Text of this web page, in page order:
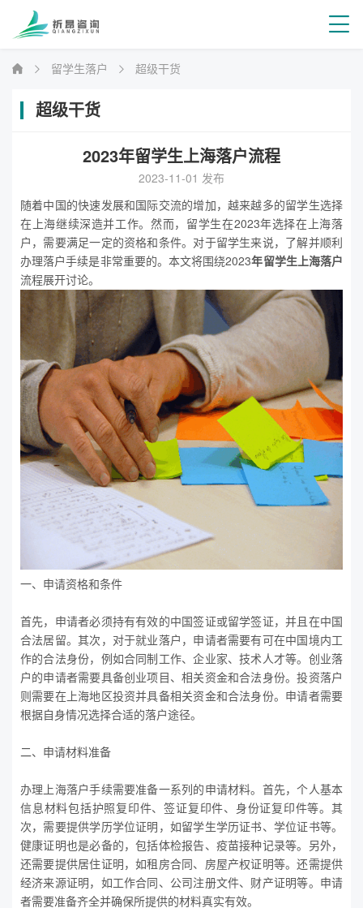
留学生落户 超级干货
超级干货
2023年留学生上海落户流程
2023-11-01 发布
随着中国的快速发展和国际交流的增加，越来越多的留学生选择
在上海继续深造并工作。然而，留学生在2023年选择在 上海落
户，需要满足一定的资格和条件。对于留学生来说，了解并顺利
办理落户手续是非常重要的。本文将围绕2023年留学生上海落户
流程展开讨论。
一、申请资格和条件
首先，申请者必须持有有效的中国签证或留学签证，并且在中国
合法居留。其次，对于就业落户，申请者需要有可在中国境内工
作的合法身份，例如合同制工作、企业家、技术人才等。创业落
户的申请者需要具备创业项目、相关资金和合法身份。投资落户
则需要在上海地区投资并具备相关资金和合法身份。申请者需要
根据自身情况选择合适的落户途径。
二、申请材料准备
办理上海落户手续需要准备一系列的申请材料。首先，个人基本
信息材料包括护照复印件、签证复印件、身份证复印件等。其
次，需要提供学历学位证明，如留学生学历证书、学位证书等。
健康证明也是必备的，包括体检报告、疫苗接种记录等。另外，
还需要提供居住证明，如租房合同、房屋产权证明等。还需提供
经济来源证明，如工作合同、公司注册文件、财产证明等。申请
者需要准备齐全并确保所提供的材料真实有效。